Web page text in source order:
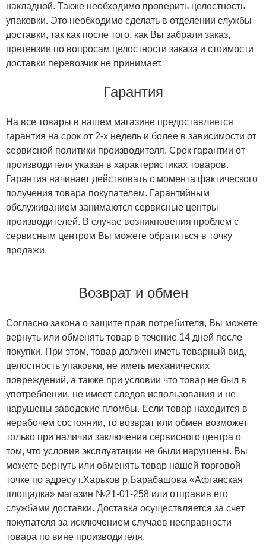
накладной. Также необходимо проверить целостность
упаковки. Это необходимо сделать в отделении службы
доставки, так как после того, как Вы забрали заказ,
претензии по вопросам целостности заказа и стоимости
доставки перевозчик не принимает.
Гарантия
На все товары в нашем магазине предоставляется
гарантия на срок от 2-х недель и более в зависимости от
сервисной политики производителя. Срок гарантии от
производителя указан в характеристиках товаров.
Гарантия начинает действовать с момента фактического
получения товара покупателем. Гарантийным
обслуживанием занимаются сервисные центры
производителей. В случае возникновения проблем с
сервисным центром Вы можете обратиться в точку
продажи.
Возврат и обмен
Согласно закона о защите прав потребителя, Вы можете
вернуть или обменять товар в течение 14 дней после
покупки. При этом, товар должен иметь товарный вид,
целостность упаковки, не иметь механических
повреждений, а также при условии что товар не был в
употреблении, не имеет следов использования и не
нарушены заводские пломбы. Если товар находится в
нерабочем состоянии, то возврат или обмен возможет
только при наличии заключения сервисного центра о
том, что условия эксплуатации не были нарушены. Вы
можете вернуть или обменять товар нашей торговой
точке по адресу г.Харьков р.Барабашова «Афганская
площадка» магазин №21-01-258 или отправив его
службами доставки. Доставка осуществляется за счет
покупателя за исключением случаев несправности
товара по вине производителя.